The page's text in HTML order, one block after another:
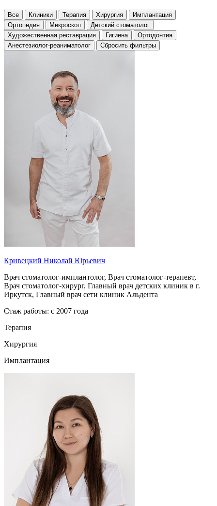
Все Клиники Терапия Хирургия
Имплантация
Ортопедия
Микроскоп
Детский стоматолог
Художественная реставрация
Гигиена
Ортодонтия
Анестезиолог-реаниматолог
Сбросить фильтры
Кривецкий Николай Юрьевич
Врач стоматолог-имплантолог, Врач стоматолог-терапевт,
Врач стоматолог-хирург, Главный врач детских клиник в г.
Иркутск, Главный врач сети клиник Альдента
Стаж работы: c 2007 года
Терапия
Хирургия
Имплантация